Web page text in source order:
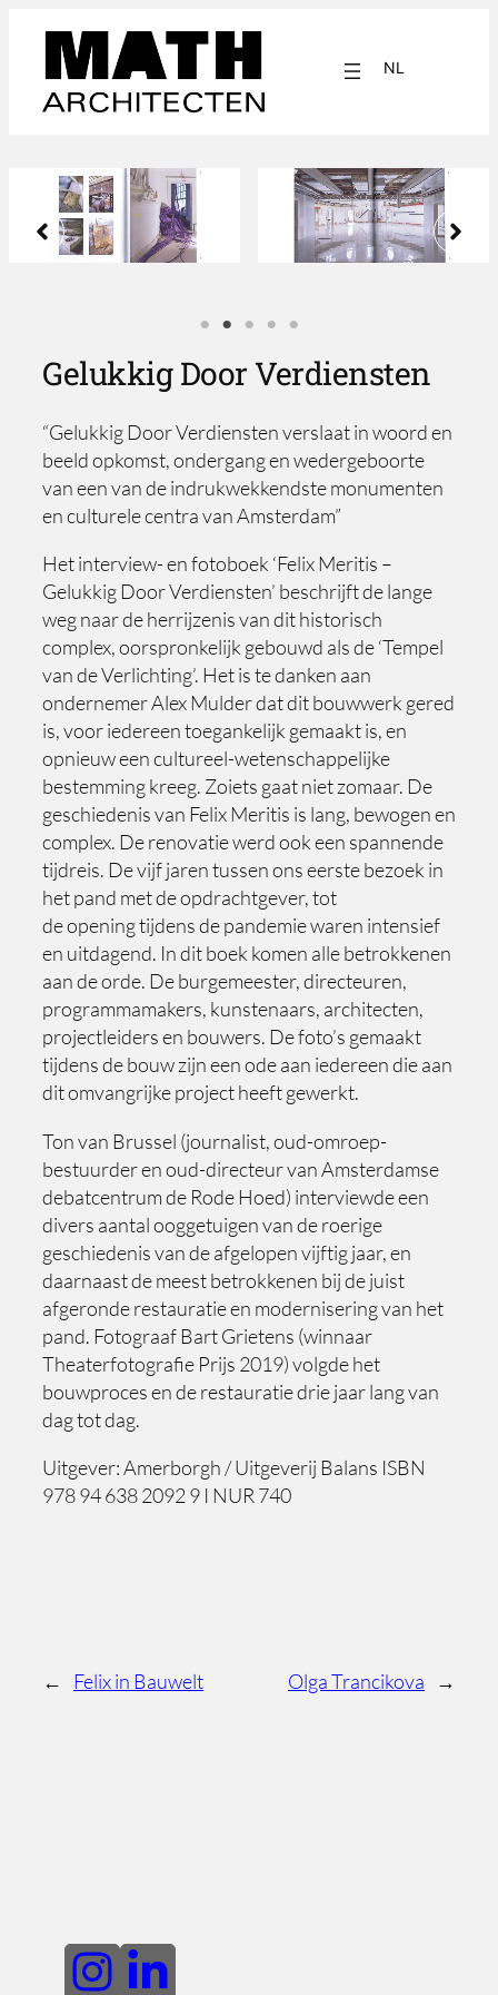
inhoud
NL
Gelukkig Door Verdiensten
“Gelukkig Door Verdiensten verslaat in woord en
beeld opkomst, ondergang en wedergeboorte
van een van de indrukwekkendste monumenten
en culturele centra van Amsterdam”
Het interview- en fotoboek ‘Felix Meritis –
Gelukkig Door Verdiensten’ beschrijft de lange
weg naar de herrijzenis van dit historisch
complex, oorspronkelijk gebouwd als de ‘Tempel
van de Verlichting’. Het is te danken aan
ondernemer Alex Mulder dat dit bouwwerk gered
is, voor iedereen toegankelijk gemaakt is, en
opnieuw een cultureel-wetenschappelijke
bestemming kreeg. Zoiets gaat niet zomaar. De
geschiedenis van Felix Meritis is lang, bewogen en
complex. De renovatie werd ook een spannende
tijdreis. De vijf jaren tussen ons eerste bezoek in
het pand met de opdrachtgever, tot
de opening tijdens de pandemie waren intensief
en uitdagend. In dit boek komen alle betrokkenen
aan de orde. De burgemeester, directeuren,
programmamakers, kunstenaars, architecten,
projectleiders en bouwers. De foto’s gemaakt
tijdens de bouw zijn een ode aan iedereen die aan
dit omvangrijke project heeft gewerkt.
Ton van Brussel (journalist, oud-omroep-
bestuurder en oud-directeur van Amsterdamse
debatcentrum de Rode Hoed) interviewde een
divers aantal ooggetuigen van de roerige
geschiedenis van de afgelopen vijftig jaar, en
daarnaast de meest betrokkenen bij de juist
afgeronde restauratie en modernisering van het
pand. Fotograaf Bart Grietens (winnaar
Theaterfotografie Prijs 2019) volgde het
bouwproces en de restauratie drie jaar lang van
dag tot dag.
Uitgever: Amerborgh / Uitgeverij Balans ISBN
978 94 638 2092 9 I NUR 740
← Felix in Bauwelt Olga Trancikova →